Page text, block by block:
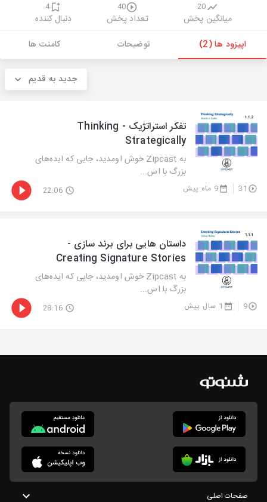
20
میانگین پخش
40
تعداد پخش
4
دنبال کننده
اپیزود ها (2)
توضیحات کامنت ها
جدید به قدیم
تفکر استراتژیک - Thinking
Strategically
به Zipcast خوش اومدید، جایی که ایده‌های
بزرگ با اس...
31 9 ماه پیش 22:06
داستان هایی برای برند سازی -
Creating Signature Stories
به Zipcast خوش اومدید، جایی که ایده‌های
بزرگ با اس...
9 1 سال پیش 28:16
صفحات اصلی